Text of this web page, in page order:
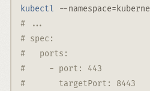
kubectl
--namespace=
# ...
# spec:
#   ports:
#     - port: 443
#       targetPort: 8443